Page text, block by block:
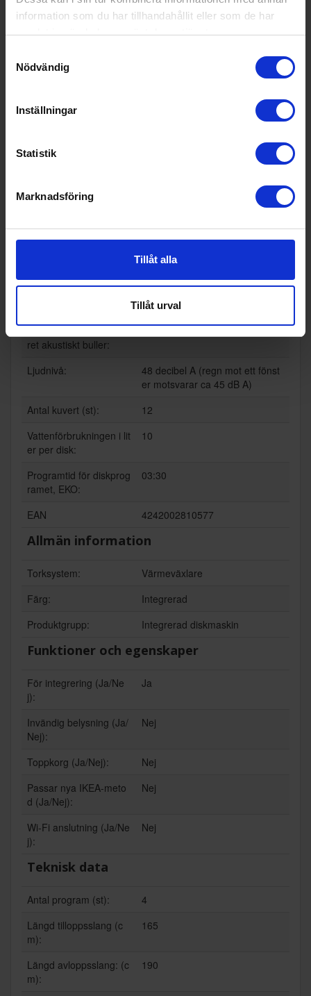
information som du har tillhandahållit eller som de har
samlat in när du har använt deras tjänster.
Nödvändig
Inställningar
Statistik
Marknadsföring
Tillåt alla
Tillåt urval
Produktblad:
Varumärke:
Höjd (cm):
Max höjd (cm):
87.5
81.5
Bredd (cm):
59.8
55
Utsläppsklass för luftbu
ret akustiskt buller:
C
Ljudnivå:
48 decibel A (regn mot ett fönst
er motsvarar ca 45 dB A)
Antal kuvert (st):
12
Vattenförbrukningen i lit
er per disk:
10
Programtid för diskprog
ramet, EKO:
03:30
EAN 4242002810577
Allmän information
Torksystem:
Värmeväxlare
Färg:
Integrerad
Produktgrupp:
Integrerad diskmaskin
Funktioner och egenskaper
För integrering (Ja/Ne
j):
Ja
Invändig belysning (Ja/
Nej):
Nej
Toppkorg (Ja/Nej):
Nej
Passar nya IKEA-meto
d (Ja/Nej):
Nej
Wi-Fi anslutning (Ja/Ne
j):
Nej
Teknisk data
Antal program (st):
4
Längd tilloppsslang (c
m):
165
Längd avloppsslang: (c
m):
190